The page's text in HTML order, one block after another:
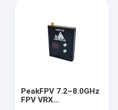
PeakFPV 7.2–8.0GHz
FPV VRX